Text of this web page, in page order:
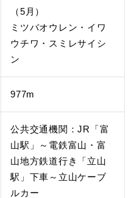
（5月）
ミツバオウレン・イワ
ウチワ・スミレサイシ
ン
977m
公共交通機関：JR「富
山駅」～電鉄富山・富
山地方鉄道行き「立山
駅」下車～立山ケーブ
ルカー